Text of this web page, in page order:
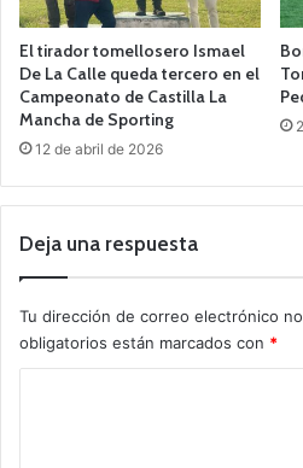
El tirador tomellosero Ismael
De La Calle queda tercero en el
Campeonato de Castilla La
Mancha de Sporting
12 de abril de 2026
Deja una respuesta
Tu dirección de correo electrónico
obligatorios están marcados con *